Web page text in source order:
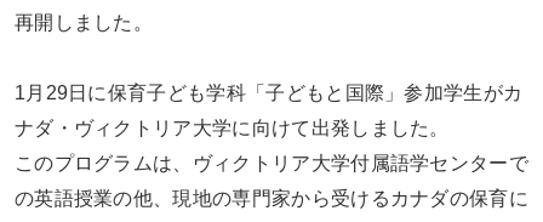
再開しました。
1月29日に保育子ども学科「子どもと国際」参加学生がカ
ナダ・ヴィクトリア大学に向けて出発しました。
このプログラムは、ヴィクトリア大学付属語学センターで
の英語授業の他、現地の専門家から受けるカナダの保育に